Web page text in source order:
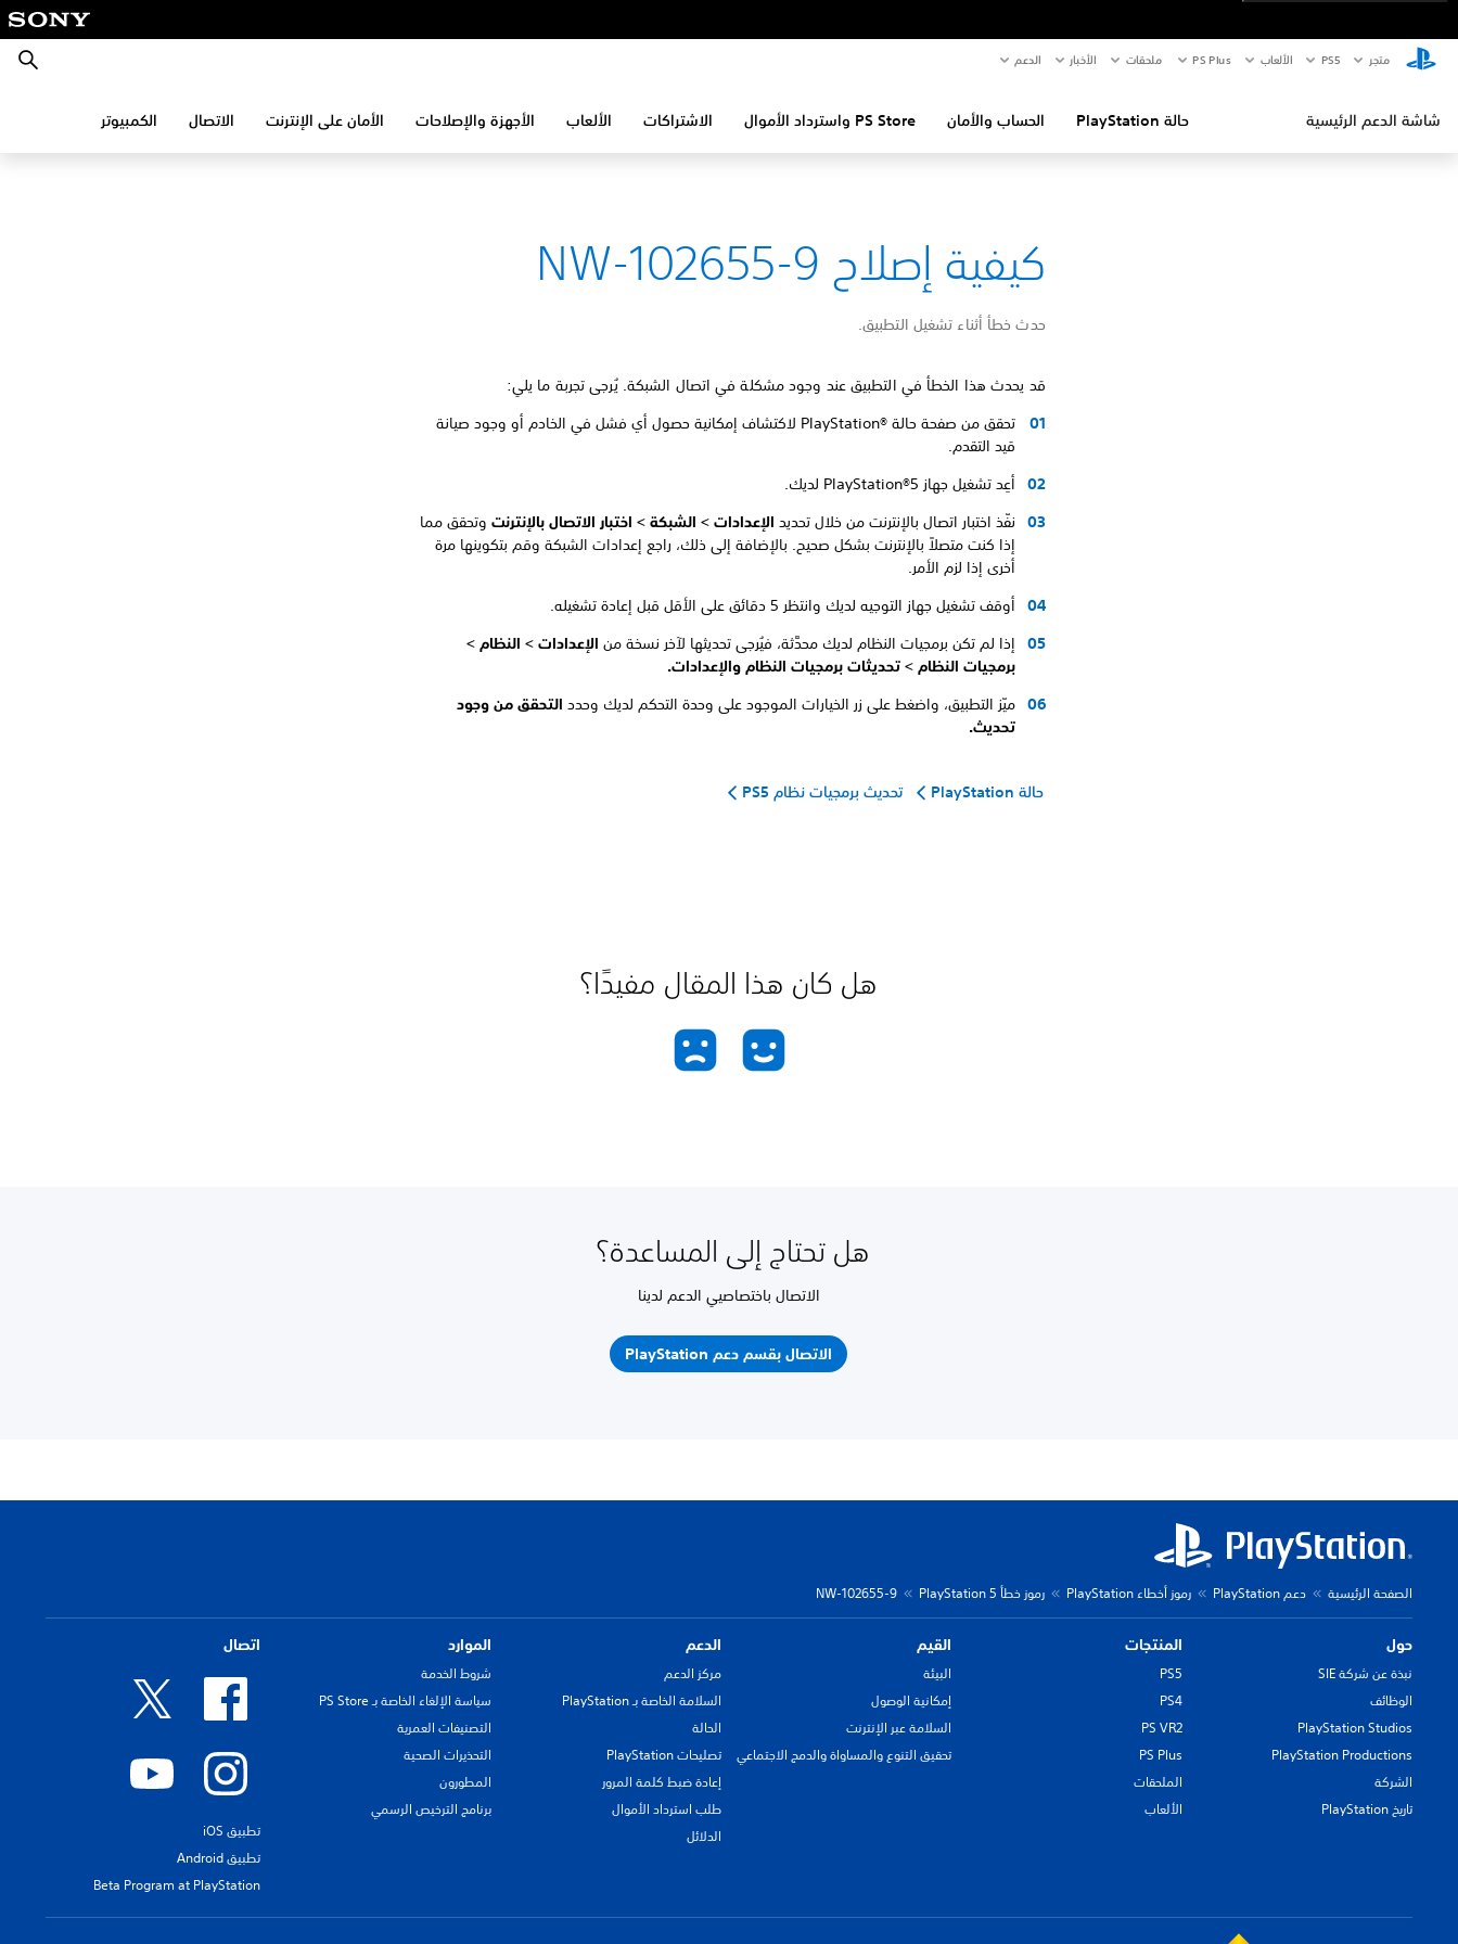
متجر PS5‏ الألعاب PS Plus ملحقات الأخبار الدعم بحث
شاشة الدعم الرئيسية حالة PlayStation الحساب والأمان PS Store واسترداد الأموال الاشتراكات الألعاب الأجهزة والإصلاحات الأمان على الإنترنت الاتصال الكمبيوتر
كيفية إصلاح NW-102655-9
حدث خطأ أثناء تشغيل التطبيق.
قد يحدث هذا الخطأ في التطبيق عند وجود مشكلة في اتصال الشبكة. يُرجى تجربة ما يلي:
تحقق من صفحة حالة PlayStation®‎ لاكتشاف إمكانية حصول أي فشل في الخادم أو وجود صيانة
قيد التقدم.
أعِد تشغيل جهاز PlayStation®5 لديك.
نفّذ اختبار اتصال بالإنترنت من خلال تحديد الإعدادات > الشبكة > اختبار الاتصال بالإنترنت وتحقق مما
إذا كنت متصلاً بالإنترنت بشكل صحيح. بالإضافة إلى ذلك، راجع إعدادات الشبكة وقم بتكوينها مرة
أخرى إذا لزم الأمر.
أوقف تشغيل جهاز التوجيه لديك وانتظر 5 دقائق على الأقل قبل إعادة تشغيله.
إذا لم تكن برمجيات النظام لديك محدَّثة، فيُرجى تحديثها لآخر نسخة من الإعدادات > النظام >
برمجيات النظام > تحديثات برمجيات النظام والإعدادات.
ميّز التطبيق، واضغط على زر الخيارات الموجود على وحدة التحكم لديك وحدد التحقق من وجود
تحديث.
حالة PlayStation تحديث برمجيات نظام PS5
هل كان هذا المقال مفيدًا؟
هل تحتاج إلى المساعدة؟
الاتصال باختصاصيي الدعم لدينا
الاتصال بقسم دعم PlayStation
الصفحة الرئيسية دعم PlayStation رموز أخطاء PlayStation رموز خطأ PlayStation 5 NW-102655-9
حول
نبذة عن شركة SIE
الوظائف
PlayStation Studios
PlayStation Productions
الشركة
تاريخ PlayStation
المنتجات
PS5
PS4
PS VR2
PS Plus
الملحقات
الألعاب
القيم
البيئة
إمكانية الوصول
السلامة عبر الإنترنت
تحقيق التنوع والمساواة والدمج الاجتماعي
الدعم
مركز الدعم
السلامة الخاصة بـ PlayStation
الحالة
تصليحات PlayStation
إعادة ضبط كلمة المرور
طلب استرداد الأموال
الدلائل
الموارد
شروط الخدمة
سياسة الإلغاء الخاصة بـ PS Store
التصنيفات العمرية
التحذيرات الصحية
المطورون
برنامج الترخيص الرسمي
اتصال
تطبيق iOS
تطبيق Android
Beta Program at PlayStation